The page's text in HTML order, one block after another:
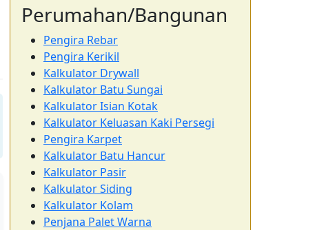
Perumahan/Bangunan
Pengira Rebar
Pengira Kerikil
Kalkulator Drywall
Kalkulator Batu Sungai
Kalkulator Isian Kotak
Kalkulator Keluasan Kaki Persegi
Pengira Karpet
Kalkulator Batu Hancur
Kalkulator Pasir
Kalkulator Siding
Kalkulator Kolam
Penjana Palet Warna